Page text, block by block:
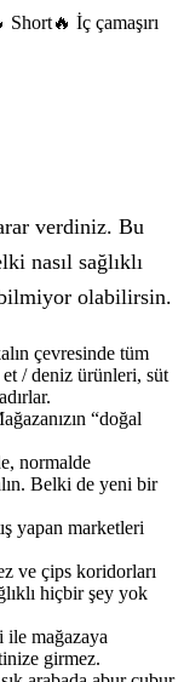
Short🔥 İç çamaşırı
verdiniz. Bu
nasıl sağlıklı
olabilirsin.
çevresinde tüm
/ deniz ürünleri, süt
“doğal
normalde
Belki de yeni bir
yapan marketleri
ve çips koridorları
hiçbir şey yok
ile mağazaya
girmez.